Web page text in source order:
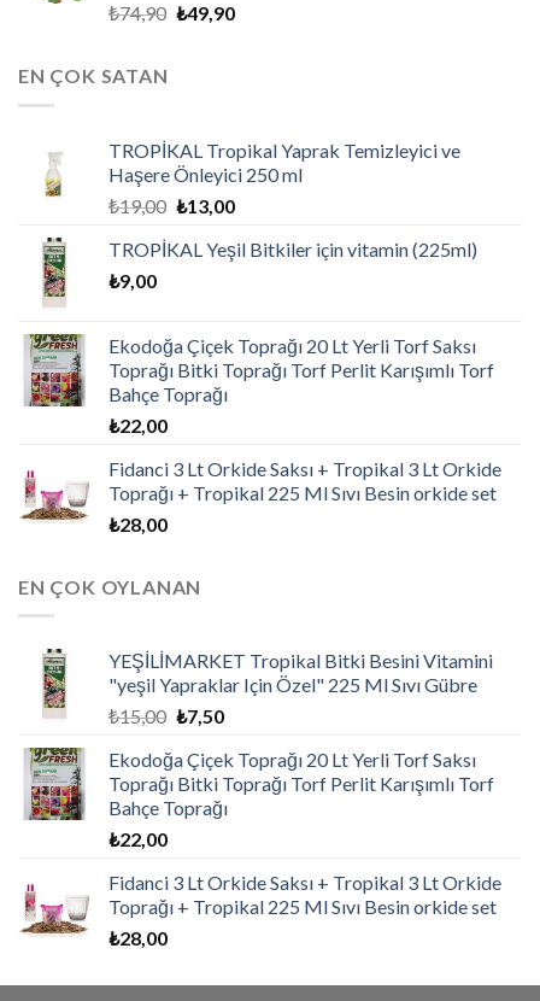
₺74,90 ₺49,90
EN ÇOK SATAN
TROPİKAL Tropikal Yaprak Temizleyici ve
Haşere Önleyici 250 ml
₺19,00 ₺13,00
TROPİKAL Yeşil Bitkiler için vitamin (225ml)
₺9,00
Ekodoğa Çiçek Toprağı 20 Lt Yerli Torf Saksı
Toprağı Bitki Toprağı Torf Perlit Karışımlı Torf
Bahçe Toprağı
₺22,00
Fidanci 3 Lt Orkide Saksı + Tropikal 3 Lt Orkide
Toprağı + Tropikal 225 Ml Sıvı Besin orkide set
₺28,00
EN ÇOK OYLANAN
YEŞİLİMARKET Tropikal Bitki Besini Vitamini
"yeşil Yapraklar Için Özel" 225 Ml Sıvı Gübre
₺15,00 ₺7,50
Ekodoğa Çiçek Toprağı 20 Lt Yerli Torf Saksı
Toprağı Bitki Toprağı Torf Perlit Karışımlı Torf
Bahçe Toprağı
₺22,00
Fidanci 3 Lt Orkide Saksı + Tropikal 3 Lt Orkide
Toprağı + Tropikal 225 Ml Sıvı Besin orkide set
₺28,00